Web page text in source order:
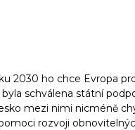
2030 ho chce Evropa
schválena státní
mezi nimi nicméně
rozvoji